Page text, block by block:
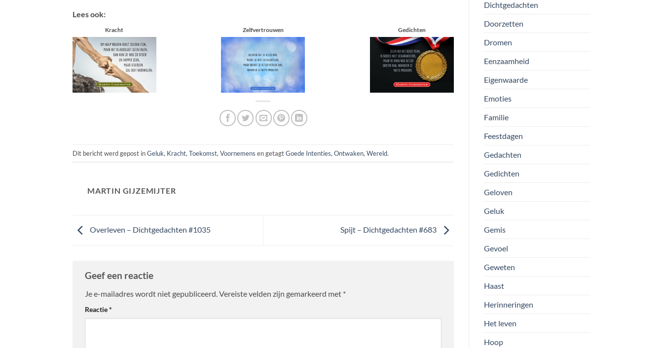
Lees ook:
Kracht Zelfvertrouwen Gedichten
Dit bericht werd gepost inGeluk, Kracht, Toekomst, Voornemens en getagtGoede Intenties, Ontwaken, Wereld.
MARTIN GIJZEMIJTER
Overleven – Dichtgedachten #1035 Spijt – Dichtgedachten #683
Geef een reactie
Je e-mailadres wordt niet gepubliceerd.Vereiste velden zijn gemarkeerd met *
Reactie*
Dichtgedachten
Doorzetten
Dromen
Eenzaamheid
Eigenwaarde
Emoties
Familie
Feestdagen
Gedachten
Gedichten
Geloven
Geluk
Gemis
Gevoel
Geweten
Haast
Herinneringen
Het leven
Hoop